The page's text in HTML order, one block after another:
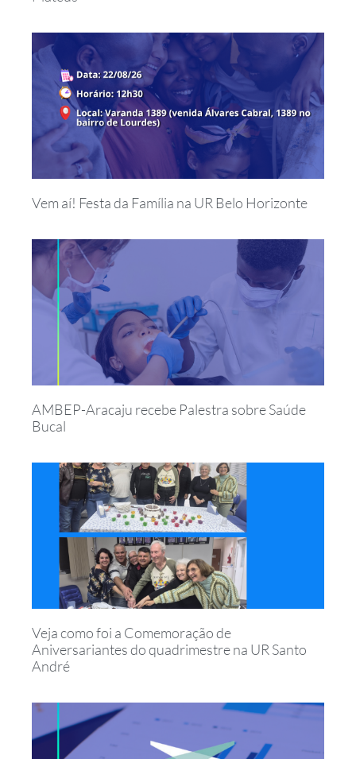
Vem aí! Festa da Família na UR Belo Horizonte
AMBEP-Aracaju recebe Palestra sobre Saúde
Bucal
Veja como foi a Comemoração de
Aniversariantes do quadrimestre na UR Santo
André